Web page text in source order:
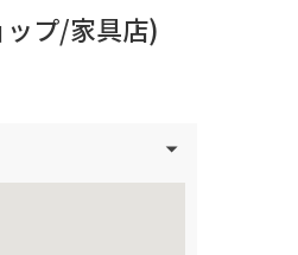
ップ/家具店)